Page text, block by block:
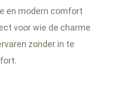
en modern comfort
voor wie de charme
zonder in te